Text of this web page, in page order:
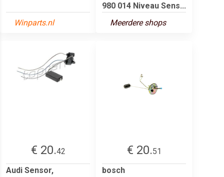
Winparts.nl
980 014 Niveau Sens...
Meerdere shops
€ 20.42
Audi Sensor,
€ 20.51
bosch